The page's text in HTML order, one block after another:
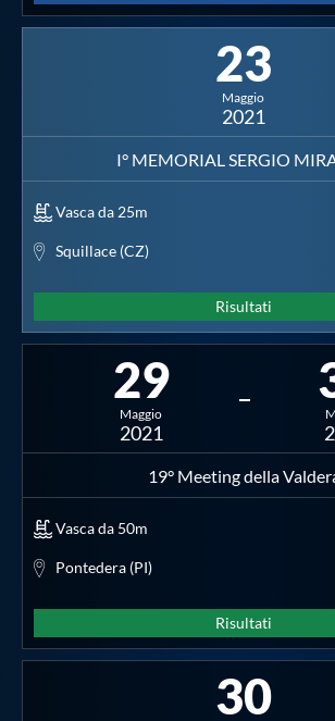
23
Maggio
2021
I° MEMORIAL SERGIO
Vasca da 25m
Squillace (CZ)
Risultati
29
Maggio
2021
19° Meeting della
Vasca da 50m
Pontedera (PI)
Risultati
30